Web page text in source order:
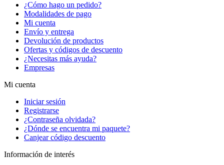
¿Cómo hago un pedido?
Modalidades de pago
Mi cuenta
Envío y entrega
Devolución de productos
Ofertas y códigos de descuento
¿Necesitas más ayuda?
Empresas
Mi cuenta
Iniciar sesión
Registrarse
¿Contraseña olvidada?
¿Dónde se encuentra mi paquete?
Canjear código descuento
Información de interés